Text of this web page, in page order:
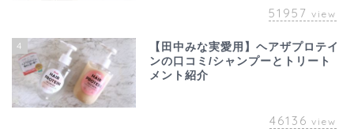
51957 view
4
【田中みな実愛用】ヘアザプロテイ
ンの口コミ/シャンプーとトリート
メント紹介
46136 view